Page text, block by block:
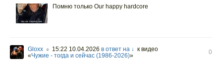
Помню только Our happy hardcore
Gloxx ○ 15:22 10.04.2026 в ответ на ↓ к видео
«Чужие - тогда и сейчас (1986-2026)»
0